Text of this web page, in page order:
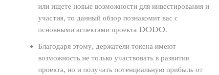
или ищете новые возможности для инвестирования и
участия, то данный обзор познакомит вас с
основными аспектами проекта DODO.
Благодаря этому, держатели токена имеют
возможность не только участвовать в развитии
проекта, но и получать потенциальную прибыль от